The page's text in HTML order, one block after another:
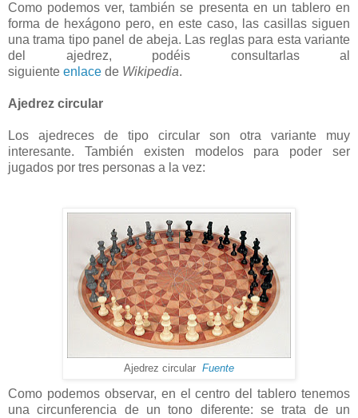
Como podemos ver, también se presenta en un tablero en
forma de hexágono pero, en este caso, las casillas siguen
una trama tipo panel de abeja. Las reglas para esta variante
del ajedrez, podéis consultarlas al
siguiente enlace de Wikipedia.
Ajedrez circular
Los ajedreces de tipo circular son otra variante muy
interesante. También existen modelos para poder ser
jugados por tres personas a la vez:
Ajedrez circular Fuente
Como podemos observar, en el centro del tablero tenemos
una circunferencia de un tono diferente: se trata de un